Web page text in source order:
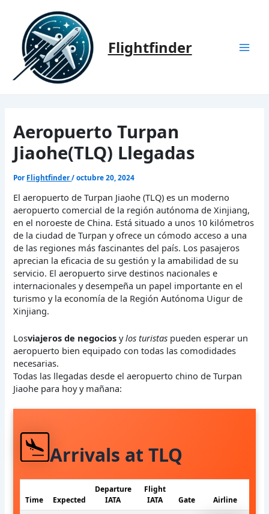
contenido
Flightfinder
Aeropuerto Turpan
Jiaohe(TLQ) Llegadas
Por Flightfinder/octubre 20, 2024
El aeropuerto de Turpan Jiaohe (TLQ) es un moderno
aeropuerto comercial de la región autónoma de Xinjiang,
en el noroeste de China. Está situado a unos 10 kilómetros
de la ciudad de Turpan y ofrece un cómodo acceso a una
de las regiones más fascinantes del país. Los pasajeros
aprecian la eficacia de su gestión y la amabilidad de su
servicio. El aeropuerto sirve destinos nacionales e
internacionales y desempeña un papel importante en el
turismo y la economía de la Región Autónoma Uigur de
Xinjiang.
Losviajeros de negocios ylos turistas pueden esperar un
aeropuerto bien equipado con todas las comodidades
necesarias.
Todas las llegadas desde el aeropuerto chino de Turpan
Jiaohe para hoy y mañana:
Arrivals at TLQ
Time Expected
Departure
IATA
Flight
IATA
Gate
Airline